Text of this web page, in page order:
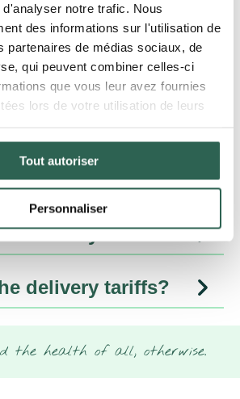
notre trafic. Nous
des informations sur l'utilisation de
partenaires de médias sociaux, de
qui peuvent combiner celles-ci
que vous leur avez fournies
lors de votre utilisation de leurs
Tout autoriser
Personnaliser
does
to?
delivery times?
it take to
order?
delivery times?
delivery tariffs?
the health of all, otherwise.